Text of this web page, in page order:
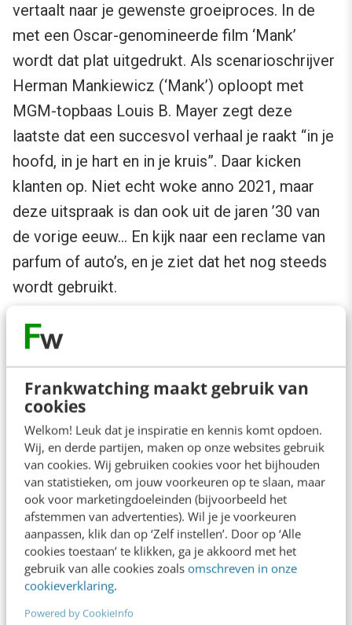
Frankwatching maakt gebruik van
cookies
Welkom! Leuk dat je inspiratie en kennis komt opdoen.
Wij, en derde partijen, maken op onze websites gebruik
van cookies. Wij gebruiken cookies voor het bijhouden
van statistieken, om jouw voorkeuren op te slaan, maar
ook voor marketingdoeleinden (bijvoorbeeld het
afstemmen van advertenties). Wil je je voorkeuren
aanpassen, klik dan op ‘Zelf instellen’. Door op ‘Alle
cookies toestaan’ te klikken, ga je akkoord met het
gebruik van alle cookies zoals omschreven in onze
cookieverklaring.
Powered by CookieInfo
vertaalt naar je gewenste groeiproces. In de
met een Oscar-genomineerde film ‘Mank’
wordt dat plat uitgedrukt. Als scenarioschrijver
Herman Mankiewicz (‘Mank’) oploopt met
MGM-topbaas Louis B. Mayer zegt deze
laatste dat een succesvol verhaal je raakt “in je
hoofd, in je hart en in je kruis”. Daar kicken
klanten op. Niet echt woke anno 2021, maar
deze uitspraak is dan ook uit de jaren ’30 van
de vorige eeuw… En kijk naar een reclame van
parfum of auto’s, en je ziet dat het nog steeds
wordt gebruikt.
Stap 4: Maak je team klaar om te
groeien
Anyway. Vertel je verhaal, speel in op emoties
en zorg voor een ‘promotiefocus’: richt je op
willen winnen en positieve motivatie. Als je dat
weet te bereiken, is je team klaar om te
groeien. Want groeien doe je samen. Daar is
gezamenlijke toewijding voor nodig, de
openheid om samen beren op de weg te
elimineren. Richt je op de groeifundamenten in
de fase waarin je verkeert. Groeien is een must